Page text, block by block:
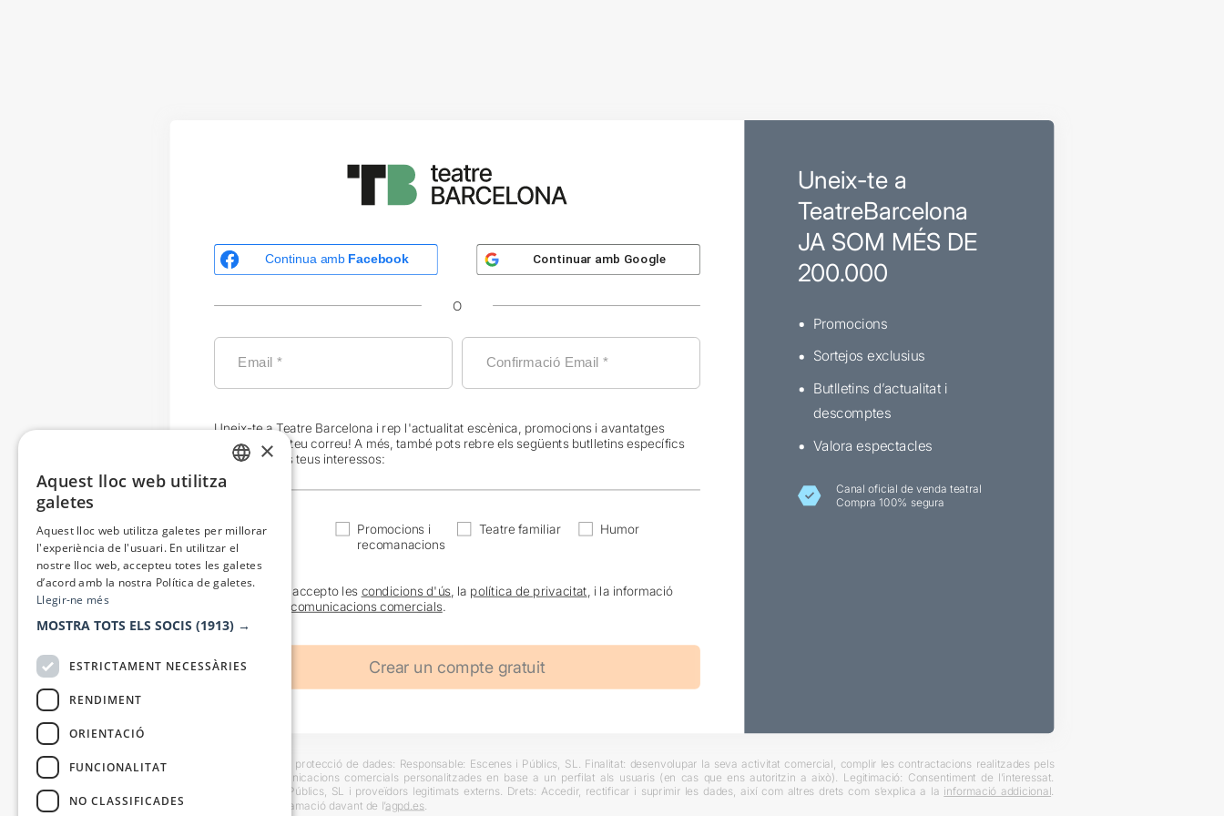
Continua amb Facebook Continuar amb Google
O
Uneix-te a Teatre Barcelona i rep l'actualitat escènica, promocions i avantatges
exclusives al teu correu! A més, també pots rebre els següents butlletins específics
en funció dels teus interessos:
Actualitat
Promocions i
recomanacions
Teatre familiar Humor
He llegit i accepto les condicions d'ús , la política de privacitat , i la informació
comunicacions comercials.
Uneix-te a
TeatreBarcelona
JA SOM MÉS DE
200.000
Promocions
Sortejos exclusius
Butlletins d’actualitat i
descomptes
Valora espectacles
Canal oficial de venda teatral
Compra 100% segura
Informació bàsica sobre protecció de dades: Responsable: Escenes i Públics, SL. Finalitat: desenvolupar la seva activitat comercial, complir les contractacions realitzades pels
usuaris i trametre comunicacions comercials personalitzades en base a un perfilat als usuaris (en cas que ens autoritzin a això). Legitimació: Consentiment de l’interessat.
Destinataris: Escenes i Públics, SL i proveïdors legitimats externs. Drets: Accedir, rectificar i suprimir les dades, així com altres drets com s’explica a la informació addicional
També es pot instar reclamació davant de l’agpd.es
×
Aquest lloc web utilitza
galetes
Aquest lloc web utilitza galetes per millorar
l'experiència de l'usuari. En utilitzar el
nostre lloc web, accepteu totes les galetes
d’acord amb la nostra Política de galetes.
Llegir-ne més
MOSTRA TOTS ELS SOCIS (1913) →
ESTRICTAMENT NECESSÀRIES
RENDIMENT
ORIENTACIÓ
FUNCIONALITAT
NO CLASSIFICADES